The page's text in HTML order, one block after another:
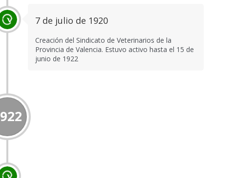
7 de julio de 1920
Creación del Sindicato de Veterinarios de la
Provincia de Valencia. Estuvo activo hasta el 15 de
junio de 1922